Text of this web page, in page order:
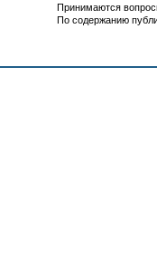
Принимаются
По содержанию